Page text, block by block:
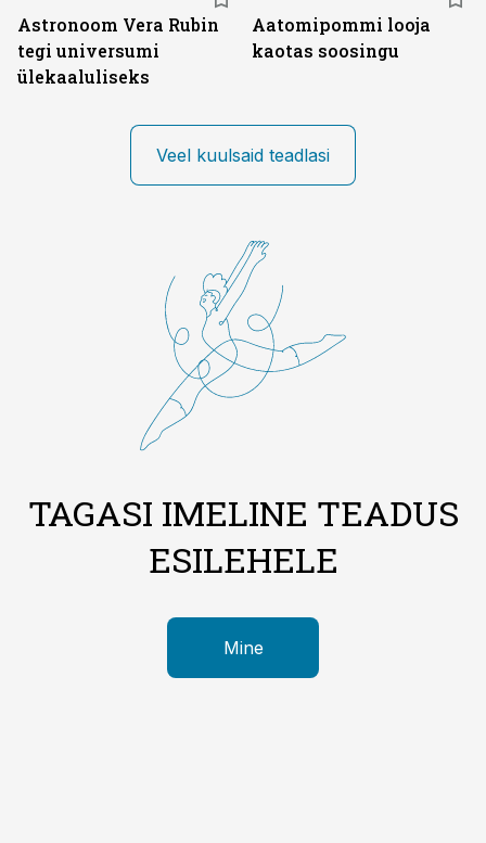
Astronoom Vera Rubin
tegi universumi
ülekaaluliseks
Aatomipommi looja
kaotas soosingu
Veel kuulsaid teadlasi
TAGASI IMELINE TEADUS
ESILEHELE
Mine